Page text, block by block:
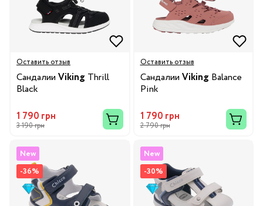
Оставить отзыв
Сандалии Viking Thrill
Black
1 790 грн
3 190 грн
Оставить отзыв
Сандалии Viking Balance
Pink
1 790 грн
2 790 грн
New
-36%
New
-30%